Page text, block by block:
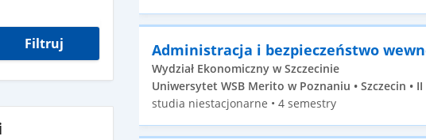
Filtruj Administracja i bezpieczeństwo
Wydział Ekonomiczny w Szczecinie
Uniwersytet WSB Merito w Poznaniu • Szczecin •
studia niestacjonarne • 4 semestry